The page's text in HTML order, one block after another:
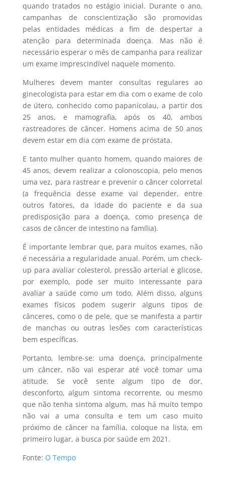
quando tratados no estágio inicial. Durante o ano,
campanhas de conscientização são promovidas
pelas entidades médicas a fim de despertar a
atenção para determinada doença. Mas não é
necessário esperar o mês de campanha para realizar
um exame imprescindível naquele momento.
Mulheres devem manter consultas regulares ao
ginecologista para estar em dia com o exame de colo
de útero, conhecido como papanicolau, a partir dos
25 anos, e mamografia, após os 40, ambos
rastreadores de câncer. Homens acima de 50 anos
devem estar em dia com exame de próstata.
E tanto mulher quanto homem, quando maiores de
45 anos, devem realizar a colonoscopia, pelo menos
uma vez, para rastrear e prevenir o câncer colorretal
(a frequência desse exame vai depender, entre
outros fatores, da idade do paciente e da sua
predisposição para a doença, como presença de
casos de câncer de intestino na família).
É importante lembrar que, para muitos exames, não
é necessária a regularidade anual. Porém, um check-
up para avaliar colesterol, pressão arterial e glicose,
por exemplo, pode ser muito interessante para
avaliar a saúde como um todo. Além disso, alguns
exames físicos podem sugerir alguns tipos de
cânceres, como o de pele, que se manifesta a partir
de manchas ou outras lesões com características
bem específicas.
Portanto, lembre-se: uma doença, principalmente
um câncer, não vai esperar até você tomar uma
atitude. Se você sente algum tipo de dor,
desconforto, algum sintoma recorrente, ou mesmo
que não tenha sintoma algum, mas há muito tempo
não vai a uma consulta e tem um caso muito
próximo de câncer na família, coloque na lista, em
primeiro lugar, a busca por saúde em 2021.
Fonte: O Tempo